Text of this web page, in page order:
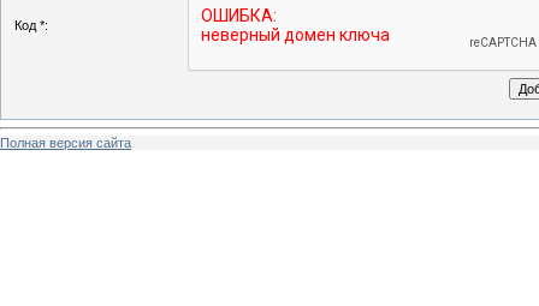
Код *:
Полная версия сайта